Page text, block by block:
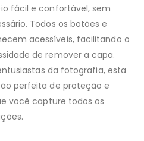
fácil e confortável, sem
Todos os botões e
acessíveis, facilitando o
de remover a capa.
da fotografia, esta
perfeita de proteção e
você capture todos os